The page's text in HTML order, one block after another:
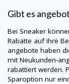
Gibt es
Bei Sneaker
Rabatte auf ihre
angebote haben
mit Neukunden-
rabattiert werden.
Sparoption nur